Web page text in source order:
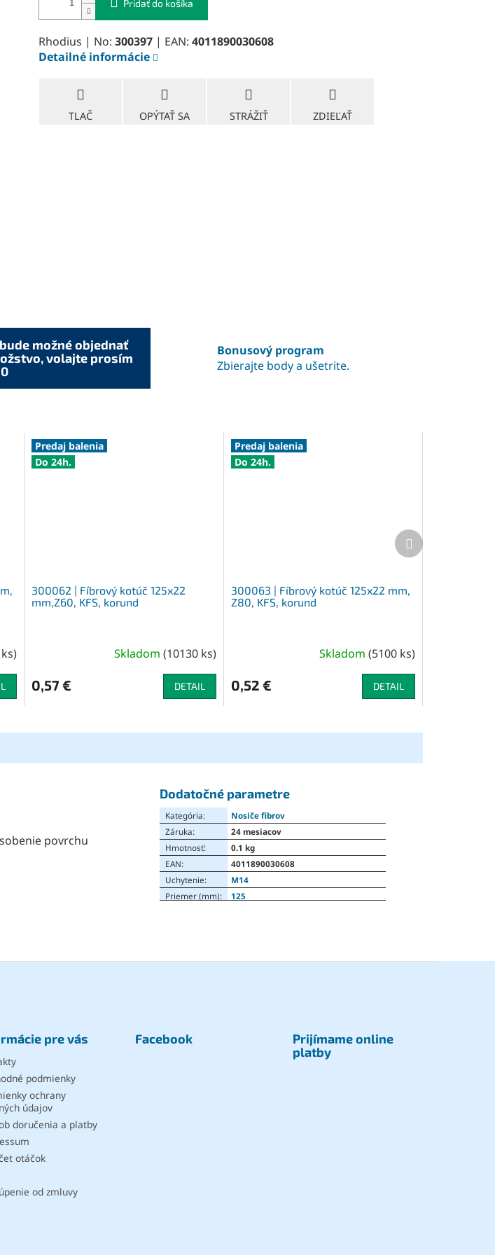
Pridať do košíka
Rhodius | No: 300397 | EAN: 4011890030608
Detailné informácie
TLAČ OPÝTAŤ SA STRÁŽIŤ ZDIEĽAŤ
možné objednať
volajte prosím
Bonusový program
Zbierajte body a ušetrite.
)
Predaj balenia
Do 24h.
300062 | Fíbrový kotúč 125x22
mm,Z60, KFS, korund
Skladom (10130 ks)
0,57 € DETAIL
Predaj balenia
Do 24h.
300063 | Fíbrový kotúč 125x22 mm,
Z80, KFS, korund
Skladom (5100 ks)
0,52 € DETAIL
Ďalší
produkt
povrchu
Dodatočné parametre
Kategória:
Nosiče fibrov
Záruka:
24 mesiacov
Hmotnosť:
0.1 kg
EAN:
4011890030608
Uchytenie:
M14
Priemer (mm): 125
pre vás
podmienky
ochrany
údajov
doručenia a platby
otáčok
od zmluvy
Facebook
Prijímame online
platby